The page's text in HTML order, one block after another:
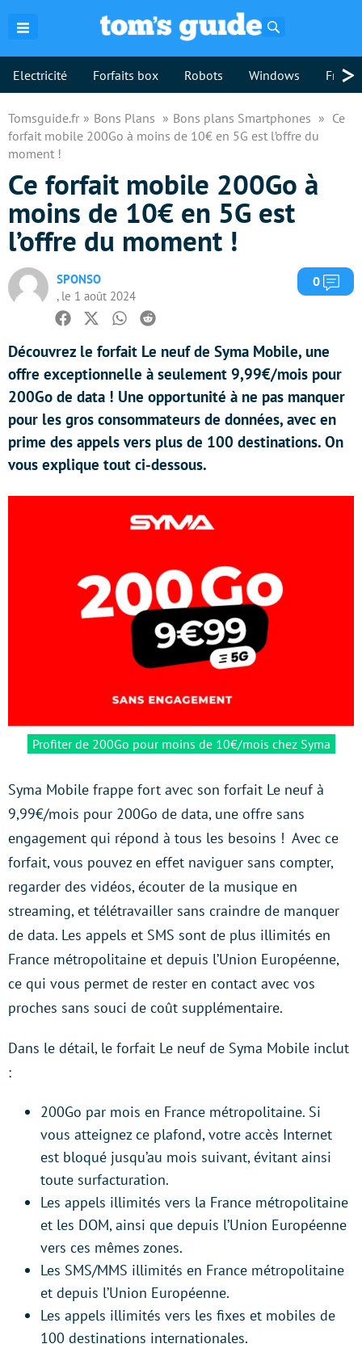
Electricité Forfaits box Robots Windows >
Tomsguide.fr Bons Plans Bons plans Smartphones
Ce
forfait mobile 200Go à moins de 10€ en 5G est l’offre du
moment !
Ce forfait mobile 200Go à
moins de 10€ en 5G est
l’offre du moment !
SPONSO
, le 1 août 2024
0
Facebook
TwitterWhatsapp
Reddit
Découvrez le forfait Le neuf de Syma Mobile, une
offre exceptionnelle à seulement 9,99€/mois pour
200Go de data ! Une opportunité à ne pas manquer
pour les gros consommateurs de données, avec en
prime des appels vers plus de 100 destinations. On
vous explique tout ci-dessous.
Profiter de 200Go pour moins de 10€/mois chez Syma
Syma Mobile frappe fort avec son forfait Le neuf à
9,99€/mois pour 200Go de data, une offre sans
engagement qui répond à tous les besoins ! Avec ce
forfait, vous pouvez en effet naviguer sans compter,
regarder des vidéos, écouter de la musique en
streaming, et télétravailler sans craindre de manquer
de data. Les appels et SMS sont de plus illimités en
France métropolitaine et depuis l’Union Européenne,
ce qui vous permet de rester en contact avec vos
proches sans souci de coût supplémentaire.
Dans le détail, le forfait Le neuf de Syma Mobile inclut
:
200Go par mois en France métropolitaine. Si
vous atteignez ce plafond, votre accès Internet
est bloqué jusqu’au mois suivant, évitant ainsi
toute surfacturation.
Les appels illimités vers la France métropolitaine
et les DOM, ainsi que depuis l’Union Européenne
vers ces mêmes zones.
Les SMS/MMS illimités en France métropolitaine
et depuis l’Union Européenne.
Les appels illimités vers les fixes et mobiles de
100 destinations internationales.